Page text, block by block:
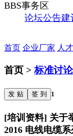
BBS事务区
论坛公告建
首页 企业厂家 人
首页 >标准讨
发 贴 签 到 1
[培训资料] 关于
2016 电线电缆